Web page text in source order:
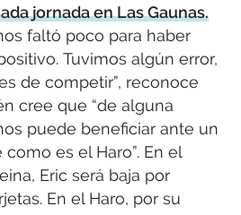
jornada en Las Gaunas.
faltó poco para haber
Tuvimos algún error,
de competir”, reconoce
cree que “de alguna
puede beneficiar ante un
es el Haro”. En el
Eric será baja por
En el Haro, por su